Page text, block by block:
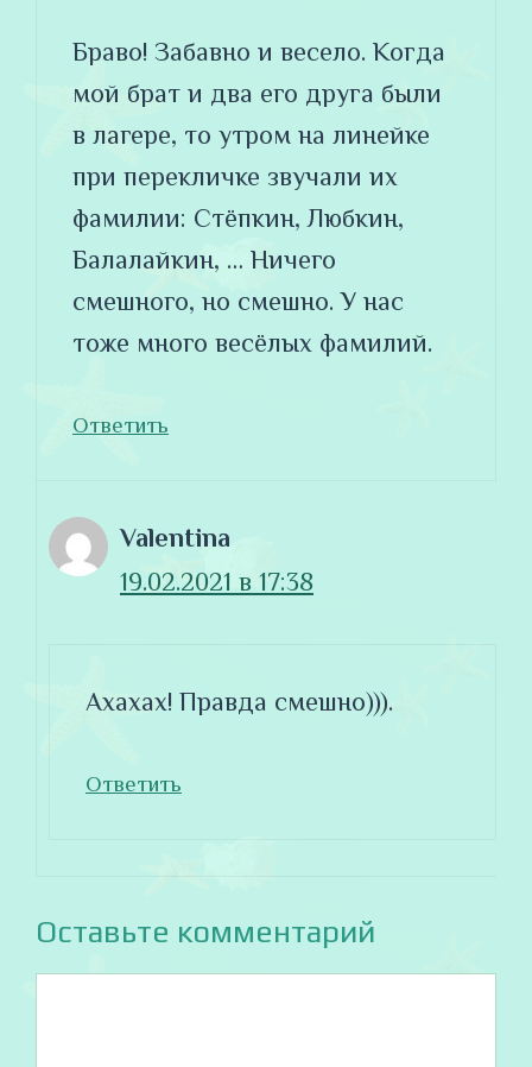
Браво! Забавно и весело. Когда
мой брат и два его друга были
в лагере, то утром на линейке
при перекличке звучали их
фамилии: Стёпкин, Любкин,
Балалайкин, … Ничего
смешного, но смешно. У нас
тоже много весёлых фамилий.
Ответить
Valentina
19.02.2021 в 17:38
Ахахах! Правда смешно))).
Ответить
Оставьте комментарий